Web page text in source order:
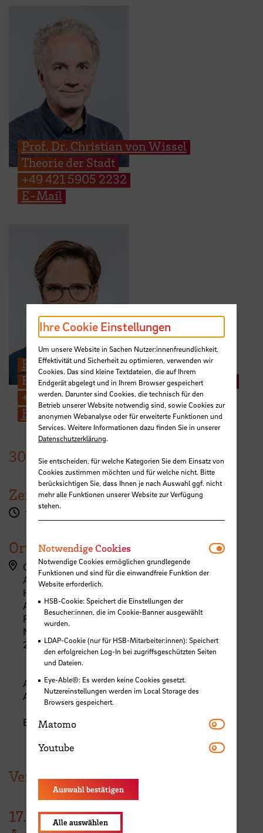
Prof. Dr. Christian von Wissel
Theorie der Stadt
+49 421 5905 2232
E-Mail
Prof. Ulrike Mansfeld
Entwerfen, Darstellung und Gestaltung
+49 421 5905 2303
E-Mail
30. Juni2022
Zeit
19:00 - 21:00 Uhr
Ort
Campus Neustadt, Neustadtswall (AB-Gebäude)
AB-Gebäude - 5. Obergeschoss
Hochschule Bremen
AB-Trakt, 5. Etage
Raum 516
Neustadtswall 30
28199 Bremen
Anschließend
AB-Trakt, 10. Etage
Eine Anmeldung ist nicht erforderlich!
Veranstaltungen der HSB
17.
Ihre Cookie Einstellungen
Um unsere Website in Sachen Nutzer:innenfreundlichkeit,
Effektivität und Sicherheit zu optimieren, verwenden wir
Cookies. Das sind kleine Textdateien, die auf Ihrem
Endgerät abgelegt und in Ihrem Browser gespeichert
werden. Darunter sind Cookies, die technisch für den
Betrieb unserer Website notwendig sind, sowie Cookies zur
anonymen Webanalyse oder für erweiterte Funktionen und
Services. Weitere Informationen dazu finden Sie in unserer
Datenschutzerklärung.
Sie entscheiden, für welche Kategorien Sie dem Einsatz von
Cookies zustimmen möchten und für welche nicht. Bitte
berücksichtigen Sie, dass Ihnen je nach Auswahl ggf. nicht
mehr alle Funktionen unserer Website zur Verfügung
stehen.
Notwendige Cookies
Notwendige Cookies ermöglichen grundlegende
Funktionen und sind für die einwandfreie Funktion der
Website erforderlich.
HSB-Cookie: Speichert die Einstellungen der
Besucher:innen, die im Cookie-Banner ausgewählt
wurden.
LDAP-Cookie (nur für HSB-Mitarbeiter:innen): Speichert
den erfolgreichen Log-In bei zugriffsgeschützten Seiten
und Dateien.
Eye-Able®: Es werden keine Cookies gesetzt.
Nutzereinstellungen werden im Local Storage des
Browsers gespeichert.
Matomo Matomo
Youtube Youtube
Auswahl bestätigen
Alle auswählen